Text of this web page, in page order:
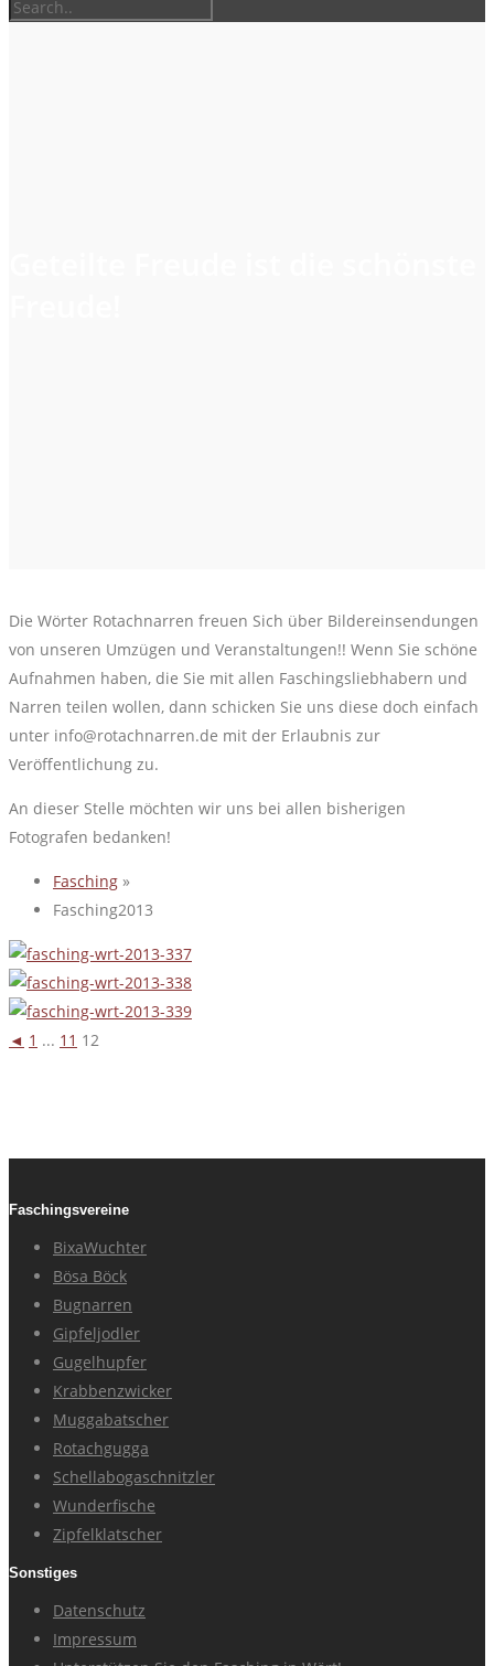
Die Wörter Rotachnarren freuen Sich über Bildereinsendungen
von unseren Umzügen und Veranstaltungen!! Wenn Sie schöne
Aufnahmen haben, die Sie mit allen Faschingsliebhabern und
Narren teilen wollen, dann schicken Sie uns diese doch einfach
unter info@rotachnarren.de mit der Erlaubnis zur
Veröffentlichung zu.
An dieser Stelle möchten wir uns bei allen bisherigen
Fotografen bedanken!
Fasching »
Fasching2013
◄ 1 ... 11 12
Faschingsvereine
BixaWuchter
Bösa Böck
Bugnarren
Gipfeljodler
Gugelhupfer
Krabbenzwicker
Muggabatscher
Rotachgugga
Schellabogaschnitzler
Wunderfische
Zipfelklatscher
Sonstiges
Datenschutz
Impressum